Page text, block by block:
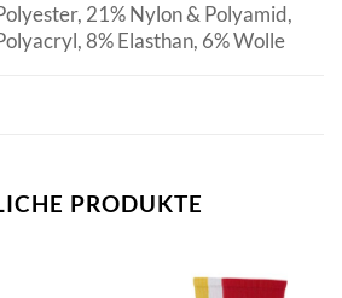
21% Nylon & Polyamid,
8% Elasthan, 6% Wolle
PRODUKTE